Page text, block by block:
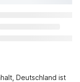
Deutschland ist